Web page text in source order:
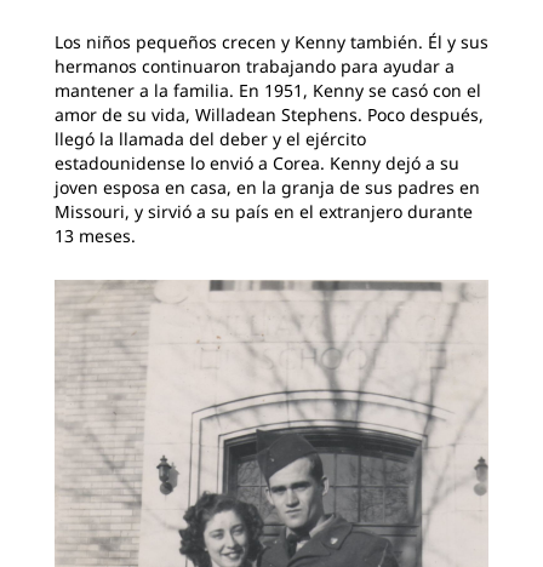
Los niños pequeños crecen y Kenny también. Él y sus
hermanos continuaron trabajando para ayudar a
mantener a la familia. En 1951, Kenny se casó con el
amor de su vida, Willadean Stephens. Poco después,
llegó la llamada del deber y el ejército
estadounidense lo envió a Corea. Kenny dejó a su
joven esposa en casa, en la granja de sus padres en
Missouri, y sirvió a su país en el extranjero durante
13 meses.